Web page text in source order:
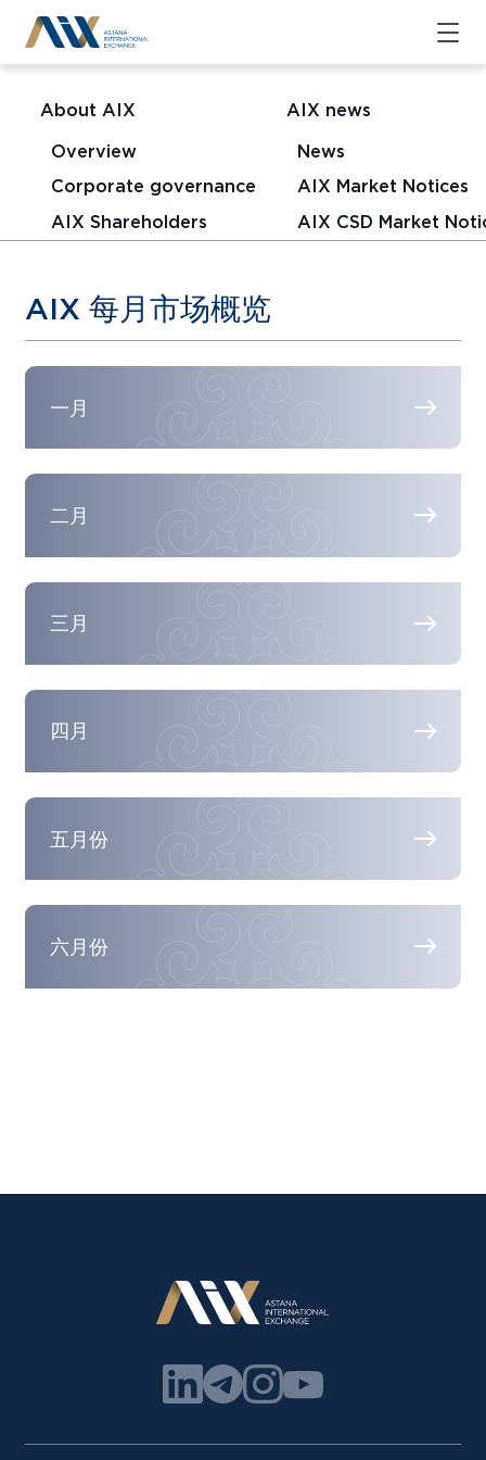
About AIX
Overview
Corporate governance
AIX Shareholders
AIX news
News
AIX Market Notices
AIX CSD Market
AIX 每月市场概览
一月
二月
三月
四月
五月份
六月份